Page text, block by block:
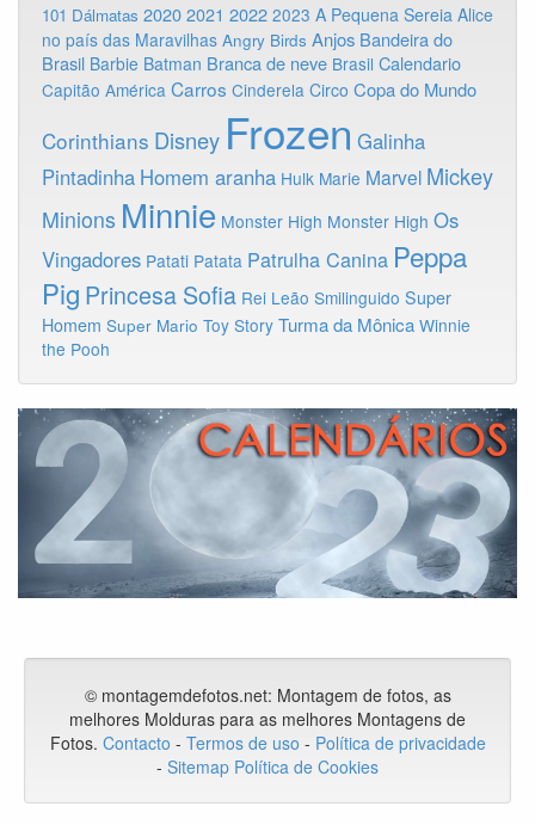
101 Dálmatas 2020 2021 2022 2023 A Pequena Sereia Alice
no país das Maravilhas Angry Birds Anjos Bandeira do
Brasil Barbie Batman Branca de neve Brasil Calendario
Capitão América Carros Cinderela Circo Copa do Mundo
Corinthians Disney Frozen Galinha
Pintadinha Homem aranha Hulk Marie Marvel Mickey
Minions Minnie Monster High Monster High Os
Vingadores Patati Patata Patrulha Canina Peppa
Pig Princesa Sofia Rei Leão Smilinguido Super
Homem Super Mario Toy Story Turma da Mônica Winnie
the Pooh
© montagemdefotos.net: Montagem de fotos, as
melhores Molduras para as melhores Montagens de
Fotos. Contacto - Termos de uso - Política de privacidade
- Sitemap Política de Cookies